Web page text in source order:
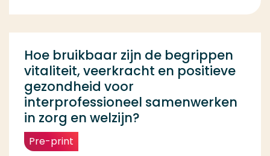
Hoe bruikbaar zijn de begrippen
vitaliteit, veerkracht en positieve
gezondheid voor
interprofessioneel samenwerken
in zorg en welzijn?
Pre-print